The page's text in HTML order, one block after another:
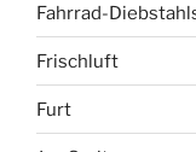
Fahrrad-
Frischluft
Furt